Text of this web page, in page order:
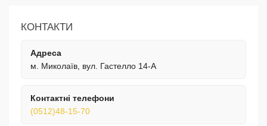
КОНТАКТИ
Адреса
м. Миколаїв, вул. Гастелло 14-А
Контактні телефони
(0512)48-15-70